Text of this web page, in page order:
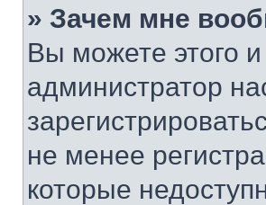
» Зачем мне
Вы можете этого и
администратор
не менее
которые